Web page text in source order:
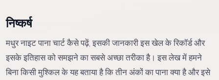
निष्कर्ष
मधुर नाइट पाना चार्ट कैसे पढ़ें, इसकी जानकारी इस खेल के रिकॉर्ड और
इसके इतिहास को समझने का सबसे अच्छा तरीका है। इस लेख में हमने
बिना किसी मुश्किल के यह बताया है कि तीन अंकों का पाना क्या है और इसे